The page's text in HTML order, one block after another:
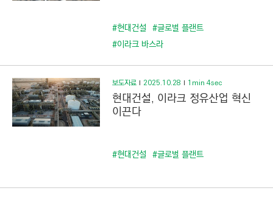
O
N
)
#현대건설 #글로벌 플랜트
#이라크 바스라
보도자료 2025.10.28 1min 4sec
현대건설, 이라크 정유산업 혁신
이끈다
#현대건설 #글로벌 플랜트